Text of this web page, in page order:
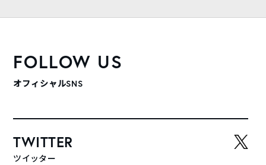
FOLLOW US
オフィシャルSNS
TWITTER
ツイッター